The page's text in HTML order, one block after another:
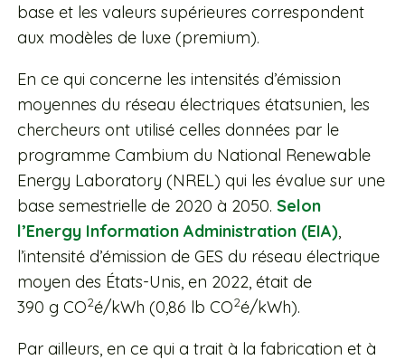
base et les valeurs supérieures correspondent
aux modèles de luxe (premium).
En ce qui concerne les intensités d’émission
moyennes du réseau électriques étatsunien, les
chercheurs ont utilisé celles données par le
programme Cambium du National Renewable
Energy Laboratory (NREL) qui les évalue sur une
base semestrielle de 2020 à 2050. Selon
l’Energy Information Administration (EIA),
l’intensité d’émission de GES du réseau électrique
moyen des États-Unis, en 2022, était de
390 g CO2é/kWh (0,86 lb CO2é/kWh).
Par ailleurs, en ce qui a trait à la fabrication et à